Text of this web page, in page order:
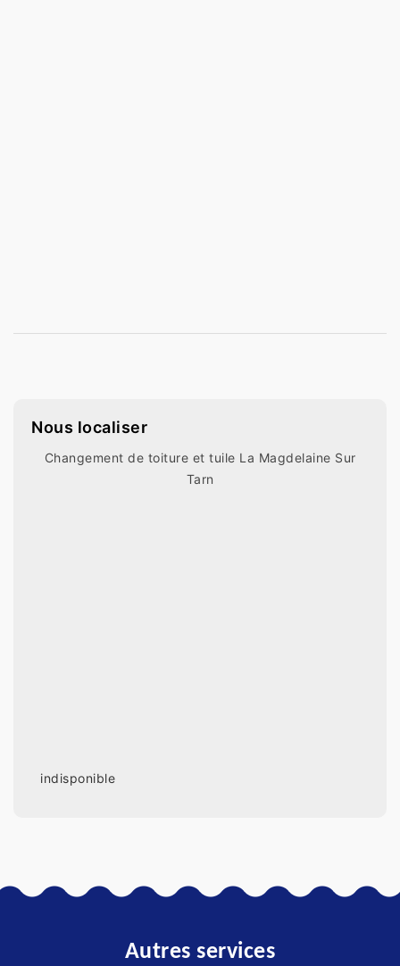
Nous localiser
Changement de toiture et tuile La Magdelaine Sur
Tarn
indisponible
Autres services